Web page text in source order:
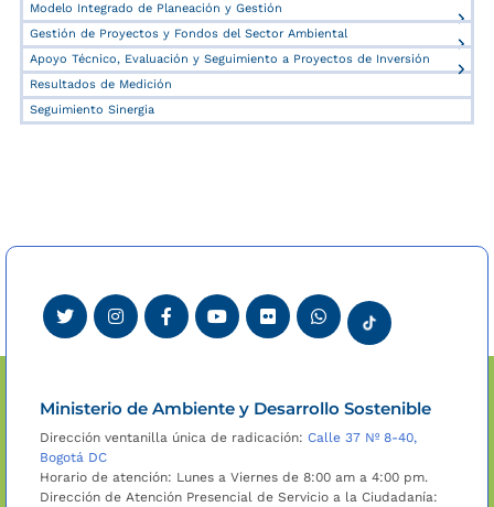
Modelo Integrado de Planeación y Gestión
Gestión de Proyectos y Fondos del Sector Ambiental
Apoyo Técnico, Evaluación y Seguimiento a Proyectos de Inversión
Resultados de Medición
Seguimiento Sinergia
Ministerio de Ambiente y Desarrollo Sostenible
Dirección ventanilla única de radicación: Calle 37 Nº 8-40,
Bogotá DC
Horario de atención: Lunes a Viernes de 8:00 am a 4:00 pm.
Dirección de Atención Presencial de Servicio a la Ciudadanía: